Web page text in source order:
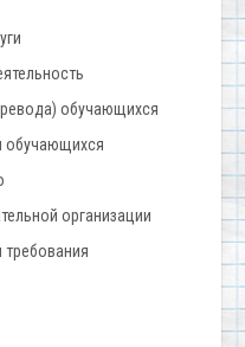
обучающихся
обучающихся
организации
требования